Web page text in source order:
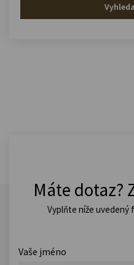
Máte dotaz?
Vyplňte níže uvedený
Vaše jméno